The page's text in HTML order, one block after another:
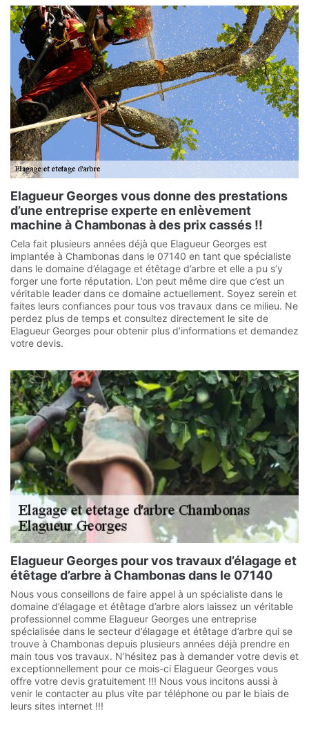
Elagueur Georges vous donne des prestations
d’une entreprise experte en enlèvement
machine à Chambonas à des prix cassés !!
Cela fait plusieurs années déjà que Elagueur Georges est
implantée à Chambonas dans le 07140 en tant que spécialiste
dans le domaine d’élagage et étêtage d’arbre et elle a pu s’y
forger une forte réputation. L’on peut même dire que c’est un
véritable leader dans ce domaine actuellement. Soyez serein et
faites leurs confiances pour tous vos travaux dans ce milieu. Ne
perdez plus de temps et consultez directement le site de
Elagueur Georges pour obtenir plus d’informations et demandez
votre devis.
Elagueur Georges pour vos travaux d’élagage et
étêtage d’arbre à Chambonas dans le 07140
Nous vous conseillons de faire appel à un spécialiste dans le
domaine d’élagage et étêtage d’arbre alors laissez un véritable
professionnel comme Elagueur Georges une entreprise
spécialisée dans le secteur d’élagage et étêtage d’arbre qui se
trouve à Chambonas depuis plusieurs années déjà prendre en
main tous vos travaux. N’hésitez pas à demander votre devis et
exceptionnellement pour ce mois-ci Elagueur Georges vous
offre votre devis gratuitement !!! Nous vous incitons aussi à
venir le contacter au plus vite par téléphone ou par le biais de
leurs sites internet !!!